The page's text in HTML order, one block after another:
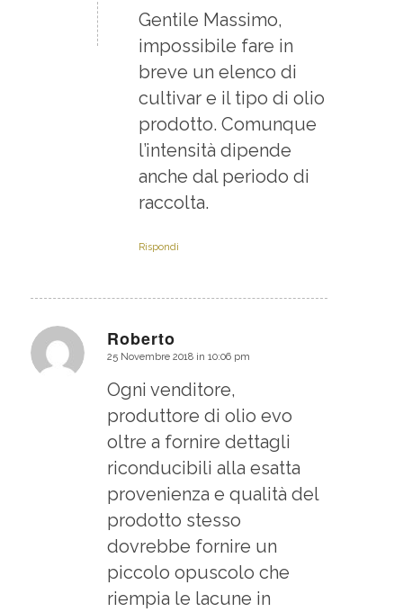
Gentile Massimo,
impossibile fare in
breve un elenco di
cultivar e il tipo di olio
prodotto. Comunque
l’intensità dipende
anche dal periodo di
raccolta.
Rispondi
Roberto
dice:
25 Novembre 2018 in 10:06 pm
Ogni venditore,
produttore di olio evo
oltre a fornire dettagli
riconducibili alla esatta
provenienza e qualità del
prodotto stesso
dovrebbe fornire un
piccolo opuscolo che
riempia le lacune in